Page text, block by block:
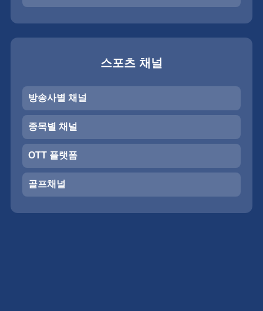
스포츠 채널
방송사별 채널
종목별 채널
OTT 플랫폼
골프채널